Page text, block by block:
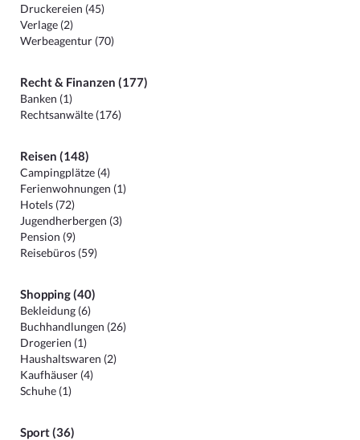
Druckereien (45)
Verlage (2)
Werbeagentur (70)
Recht & Finanzen (177)
Banken (1)
Rechtsanwälte (176)
Reisen (148)
Campingplätze (4)
Ferienwohnungen (1)
Hotels (72)
Jugendherbergen (3)
Pension (9)
Reisebüros (59)
Shopping (40)
Bekleidung (6)
Buchhandlungen (26)
Drogerien (1)
Haushaltswaren (2)
Kaufhäuser (4)
Schuhe (1)
Sport (36)